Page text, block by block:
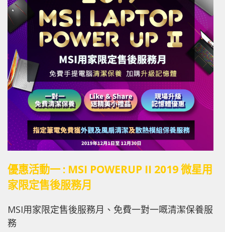
優惠活動一 : MSI POWERUP II 2019 微星用
家限定售後服務月
MSI用家限定售後服務月、免費一對一嘅清潔保養服
務